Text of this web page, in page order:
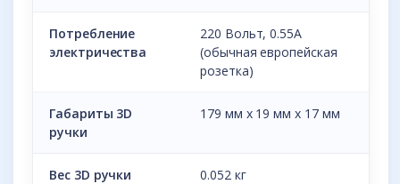
Потребление
электричества
220 Вольт, 0.55A
(обычная европейская
розетка)
Габариты 3D
ручки
179 мм х 19 мм х 17 мм
Вес 3D ручки
0.052 кг